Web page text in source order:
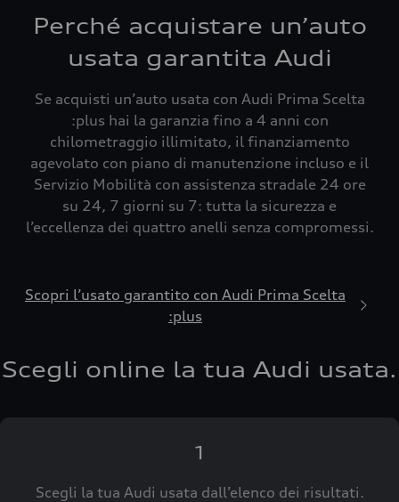
Perché acquistare un’auto
usata garantita Audi
Se acquisti un’auto usata con Audi Prima Scelta
:plus hai la garanzia fino a 4 anni con
chilometraggio illimitato, il finanziamento
agevolato con piano di manutenzione incluso e il
Servizio Mobilità con assistenza stradale 24 ore
su 24, 7 giorni su 7: tutta la sicurezza e
l’eccellenza dei quattro anelli senza compromessi.
Scopri l’usato garantito con Audi Prima Scelta
:plus
Scegli online la tua Audi usata.
1
Scegli la tua Audi usata dall’elenco dei risultati.